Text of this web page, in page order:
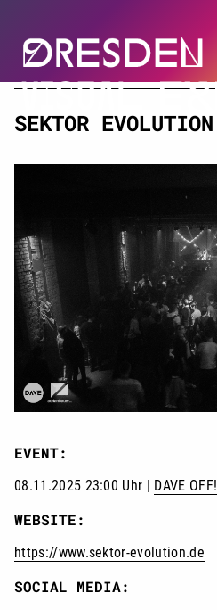
SEKTOR EVOLUTION
EVENT:
08.11.2025 23:00 Uhr | DAVE OFF!
WEBSITE:
https://www.sektor-evolution.de
SOCIAL MEDIA: